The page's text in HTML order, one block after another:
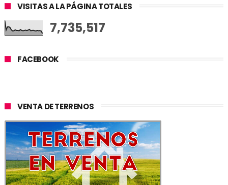
VISITAS A LA PÁGINA TOTALES
7,735,517
FACEBOOK
VENTA DE TERRENOS